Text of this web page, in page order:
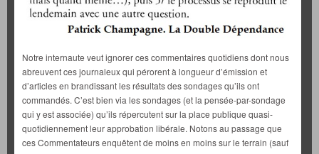
Notre internaute veut ignorer ces commentaires quotidiens dont nous
abreuvent ces journaleux qui pérorent à longueur d’émission et
d’articles en brandissant les résultats des sondages qu’ils ont
commandés. C’est bien via les sondages (et la pensée-par-sondage
qui y est associée) qu’ils répercutent sur la place publique quasi-
quotidiennement leur approbation libérale. Notons au passage que
ces Commentateurs enquêtent de moins en moins sur le terrain (sauf